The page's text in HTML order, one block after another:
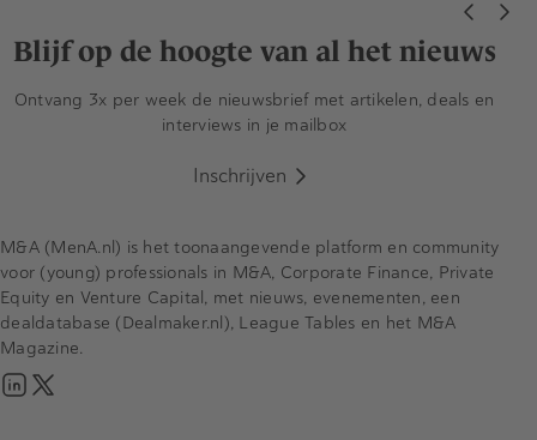
Blijf op de hoogte van al het nieuws
Ontvang 3x per week de nieuwsbrief met artikelen, deals en
interviews in je mailbox
Inschrijven
M&A (MenA.nl) is het toonaangevende platform en community
voor (young) professionals in M&A, Corporate Finance, Private
Equity en Venture Capital, met nieuws, evenementen, een
dealdatabase (Dealmaker.nl), League Tables en het M&A
Magazine.